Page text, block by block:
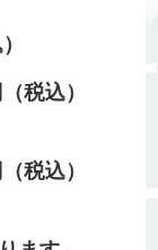
税込）
税込）